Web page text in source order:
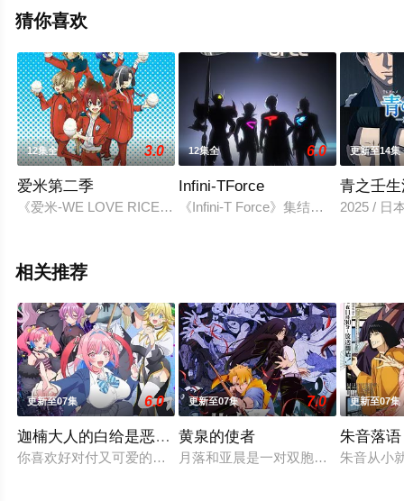
津田美波,森久保祥太郎,宫本充等演员精彩演绎的日本动
删减完整版动漫全集就来星辰电影网，更多相关剧情可移
步至豆瓣动漫、电视猫或剧情网等平台了解。
猜你喜欢
12集全 3.0
爱米第二季
《爱米-WE LOVE RICE-》是由YAOYOROZU企划，
12集全 6.0
Infini-TForce
《Infini-T Force》集结了动画公司
更新至14集
青之壬
2025 / 日
相关推荐
更新至07集 6.0
迦楠大人的白给是恶魔级
你喜欢好对付又可爱的恶魔吗？女恶魔迦楠为了品尝美味的灵
更新至07集 7.0
黄泉的使者
月落和亚晨是一对双胞胎兄妹，他们
更新至07集
朱音落语
朱音从小